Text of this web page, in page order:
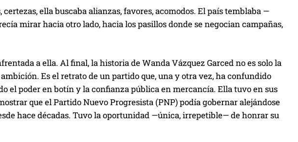
i
b
a
/
ella buscaba alianzas, favores, acomodos. El país temblaba —
mirar hacia otro lado, hacia los pasillos donde se negocian campañas,
a ella. Al final, la historia de Wanda Vázquez Garced no es solo la
Es el retrato de un partido que, una y otra vez, ha confundido
el poder en botín y la confianza pública en mercancía. Ella tuvo en sus
que el Partido Nuevo Progresista (PNP) podía gobernar alejándose
hace décadas. Tuvo la oportunidad —única, irrepetible— de honrar su